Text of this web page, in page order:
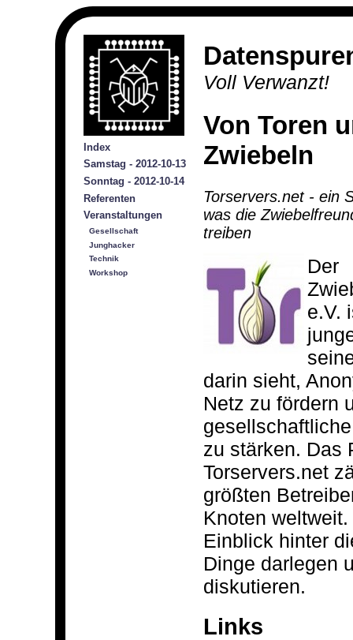
Index
Samstag - 2012-10-13
Sonntag - 2012-10-14
Referenten
Veranstaltungen
Gesellschaft
Junghacker
Technik
Workshop
Voll Verwanzt!
Von Toren
Zwiebeln
Torservers.net - ein
was die
treiben
Der
e.V.
darin sieht,
Netz zu fördern
zu stärken. Das
Torservers.net
größten
Knoten
Einblick hinter
Dinge darlegen
diskutieren.
Links